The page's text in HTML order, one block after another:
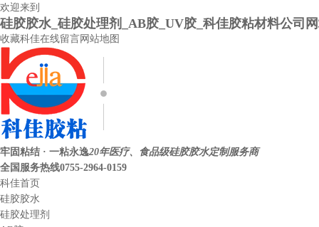
欢迎来到
硅胶胶水_硅胶处理剂_AB胶_UV胶_科佳胶粘材料公司
收藏科佳在线留言网站地图
牢固粘结 · 一粘永逸20年医疗、食品级硅胶胶水定制服务商
全国服务热线0755-2964-0159
科佳首页
硅胶胶水
硅胶处理剂